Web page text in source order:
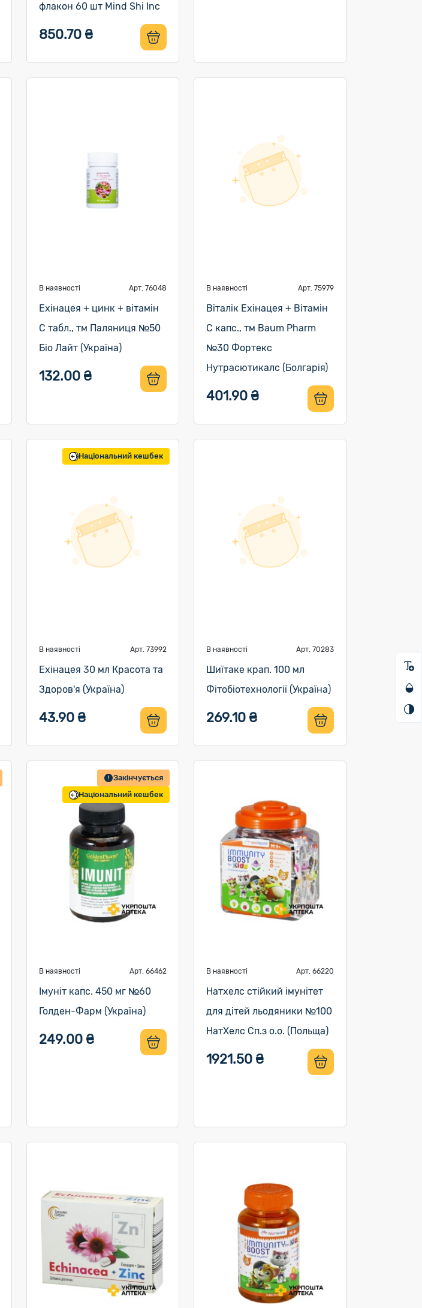
флакон 60 шт Mind Shi Inc
850.70 ₴
В наявності Арт. 76048
Ехінацея + цинк + вітамін
С табл., тм Паляниця №50
Біо Лайт (Україна)
132.00 ₴
В наявності Арт. 75979
Віталік Ехінацея + Вітамін
C капс., тм Baum Pharm
№30 Фортекс
Нутрасютикалс (Болгарія)
401.90 ₴
Національний кешбек
В наявності Арт. 73992
Ехінацея 30 мл Красота та
Здоров'я (Україна)
43.90 ₴
В наявності Арт. 70283
Шиїтаке крап. 100 мл
Фітобіотехнології (Україна)
269.10 ₴
Закінчується
Національний кешбек
В наявності Арт. 66462
Імуніт капс. 450 мг №60
Голден-Фарм (Україна)
249.00 ₴
В наявності Арт. 66220
Натхелс стійкий імунітет
для дітей льодяники №100
НатХелс Сп.з о.о. (Польща)
1921.50 ₴